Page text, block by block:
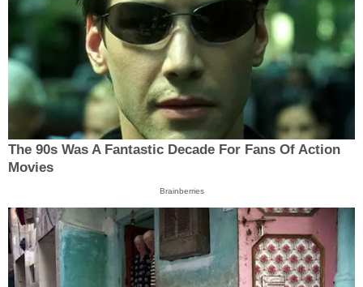
The 90s Was A Fantastic Decade For Fans Of Action
Movies
Brainberries